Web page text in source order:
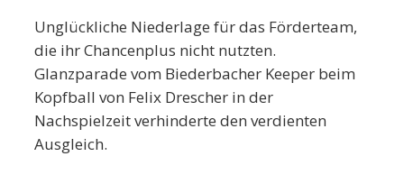
Unglückliche Niederlage für das Förderteam,
die ihr Chancenplus nicht nutzten.
Glanzparade vom Biederbacher Keeper beim
Kopfball von Felix Drescher in der
Nachspielzeit verhinderte den verdienten
Ausgleich.